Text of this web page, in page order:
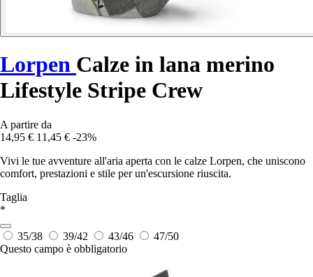
Lorpen Calze in lana merino
Lifestyle Stripe Crew
A partire da
14,95 € 11,45 € -23%
Vivi le tue avventure all'aria aperta con le calze Lorpen, che uniscono
comfort, prestazioni e stile per un'escursione riuscita.
Taglia
*
35/38 39/42 43/46
47/50
Questo campo è obbligatorio